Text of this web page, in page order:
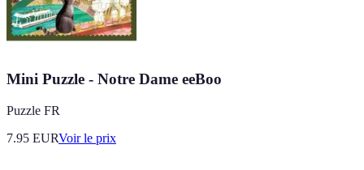
Mini Puzzle - Notre Dame eeBoo
Puzzle FR
7.95 EURVoir le prix